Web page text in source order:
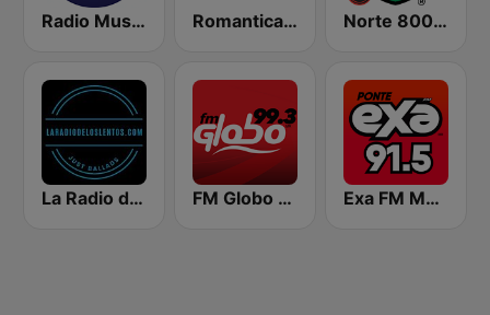
Radio Music Indonesia Romantica 89.5 FM Norte 800 AM Tijuana
La Radio de los Lentos FM Globo 99.3 Exa FM Mexicali